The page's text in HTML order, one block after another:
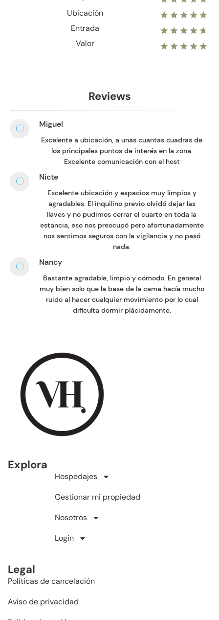
Ubicación
Entrada
Valor
Reviews
Miguel
Excelente a ubicación, a unas cuantas cuadras de
los principales puntos de interés en la zona.
Excelente comunicación con el host
Nicte
Excelente ubicación y espacios muy limpios y
agradables. El inquilino previo olvidó dejar las
llaves y no pudimos cerrar el cuarto en toda la
estancia, eso nos preocupó pero afortunadamente
nos sentimos seguros con la vigilancia y no pasó
nada.
Nancy
Bastante agradable, limpio y cómodo. En general
muy bien solo que la base de la cama hacía mucho
ruido al hacer cualquier movimiento por lo cual
dificulta dormir plácidamente.
Explora
Hospedajes
Gestionar mi propiedad
Nosotros
Login
Legal
Políticas de cancelación
Aviso de privacidad